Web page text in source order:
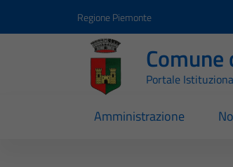
Regione Piemonte
Comune
Portale
Amministrazione